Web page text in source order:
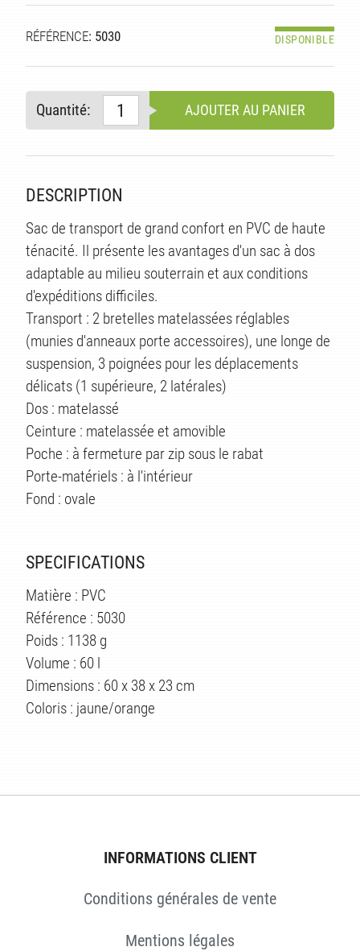
RÉFÉRENCE: 5030 DISPONIBLE
Quantité: AJOUTER AU PANIER
DESCRIPTION
Sac de transport de grand confort en PVC de haute
ténacité. Il présente les avantages d'un sac à dos
adaptable au milieu souterrain et aux conditions
d'expéditions difficiles.
Transport : 2 bretelles matelassées réglables
(munies d'anneaux porte accessoires), une longe de
suspension, 3 poignées pour les déplacements
délicats (1 supérieure, 2 latérales)
Dos : matelassé
Ceinture : matelassée et amovible
Poche : à fermeture par zip sous le rabat
Porte-matériels : à l'intérieur
Fond : ovale
SPECIFICATIONS
Matière : PVC
Référence : 5030
Poids : 1138 g
Volume : 60 l
Dimensions : 60 x 38 x 23 cm
Coloris : jaune/orange
INFORMATIONS CLIENT
Conditions générales de vente
Mentions légales